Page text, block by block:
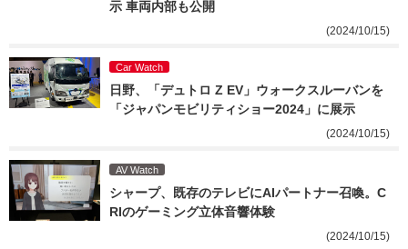
示 車両内部も公開
(2024/10/15)
Car Watch
日野、「デュトロ Z EV」ウォークスルーバンを
「ジャパンモビリティショー2024」に展示
(2024/10/15)
AV Watch
シャープ、既存のテレビにAIパートナー召喚。C
RIのゲーミング立体音響体験
(2024/10/15)